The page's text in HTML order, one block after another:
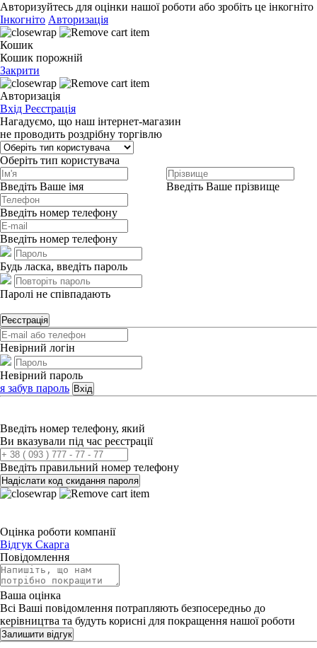
Авторизуйтесь для оцінки нашої роботи або зробіть це інкогніто
Інкогніто Авторизація
Кошик
Кошик порожній
Закрити
Авторизація
Вхід Реєстрація
Нагадуємо, що наш інтернет-магазин
не проводить роздрібну торгівлю
Оберіть тип користувача
Введіть Ваше імя Введіть Ваше прізвище
Введіть номер телефону
Введіть номер телефону
Будь ласка, введіть пароль
Паролі не співпадають
Реєстрація
Невірний логін
Невірний пароль
я забув пароль Вхід
Введіть номер телефону, який
Ви вказували під час реєстрації
Введіть правильний номер телефону
Надіслати код скидання пароля
Оцінка роботи компанії
Відгук Скарга
Повідомлення
Ваша оцінка
Всі Ваші повідомлення потрапляють безпосередньо до
керівництва та будуть корисні для покращення нашої роботи
Залишити відгук